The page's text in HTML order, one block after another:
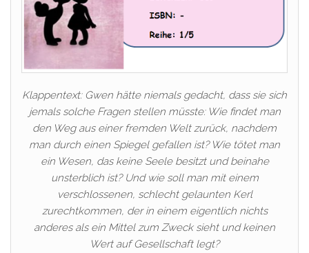
Klappentext: Gwen hätte niemals gedacht, dass sie sich
jemals solche Fragen stellen müsste: Wie findet man
den Weg aus einer fremden Welt zurück, nachdem
man durch einen Spiegel gefallen ist? Wie tötet man
ein Wesen, das keine Seele besitzt und beinahe
unsterblich ist? Und wie soll man mit einem
verschlossenen, schlecht gelaunten Kerl
zurechtkommen, der in einem eigentlich nichts
anderes als ein Mittel zum Zweck sieht und keinen
Wert auf Gesellschaft legt?